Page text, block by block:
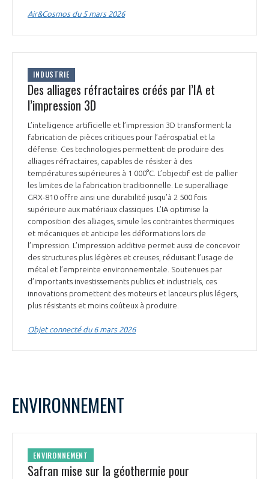
Air&Cosmos du 5 mars 2026
INDUSTRIE
Des alliages réfractaires créés par l’IA et
l’impression 3D
L’intelligence artificielle et l’impression 3D transforment la
fabrication de pièces critiques pour l’aérospatial et la
défense. Ces technologies permettent de produire des
alliages réfractaires, capables de résister à des
températures supérieures à 1 000°C. L’objectif est de pallier
les limites de la fabrication traditionnelle. Le superalliage
GRX-810 offre ainsi une durabilité jusqu’à 2 500 fois
supérieure aux matériaux classiques. L’IA optimise la
composition des alliages, simule les contraintes thermiques
et mécaniques et anticipe les déformations lors de
l’impression. L’impression additive permet aussi de concevoir
des structures plus légères et creuses, réduisant l’usage de
métal et l’empreinte environnementale. Soutenues par
d’importants investissements publics et industriels, ces
innovations promettent des moteurs et lanceurs plus légers,
plus résistants et moins coûteux à produire.
Objet connecté du 6 mars 2026
ENVIRONNEMENT
ENVIRONNEMENT
Safran mise sur la géothermie pour